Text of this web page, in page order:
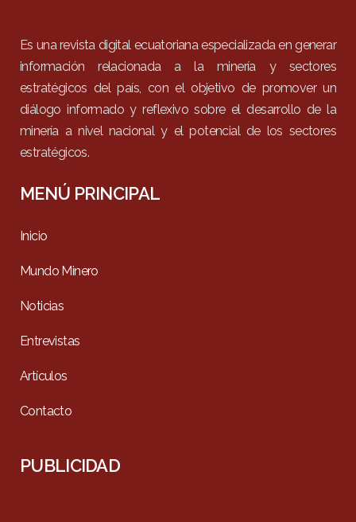
Es una revista digital ecuatoriana especializada en generar
información relacionada a la minería y sectores
estratégicos del país, con el objetivo de promover un
diálogo informado y reflexivo sobre el desarrollo de la
minería a nivel nacional y el potencial de los sectores
estratégicos.
MENÚ PRINCIPAL
Inicio
Mundo Minero
Noticias
Entrevistas
Artículos
Contacto
PUBLICIDAD